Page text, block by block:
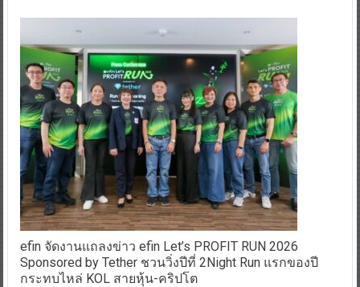
efin จัดงานแถลงข่าว efin Let’s PROFIT RUN 2026
Sponsored by Tether ชวนวิ่งปีที่ 2Night Run แรกของปี
กระทบไหล่ KOL สายหุ้น-คริปโต